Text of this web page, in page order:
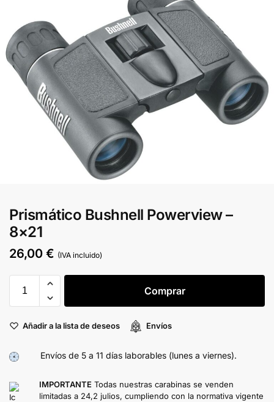
Prismático Bushnell Powerview –
8×21
26,00 € (IVA incluido)
Comprar
Añadir a la lista de deseos Envíos
Envíos de 5 a 11 días laborables (lunes a viernes).
IMPORTANTE Todas nuestras carabinas se venden
limitadas a 24,2 julios, cumpliendo con la normativa vigente